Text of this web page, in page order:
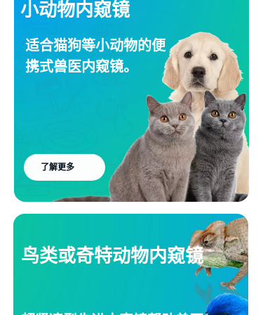
鸟类或奇特动物内窥镜
适合猫狗等小动物的便
携式兽医内窥镜。
了解更多
小动物内窥镜